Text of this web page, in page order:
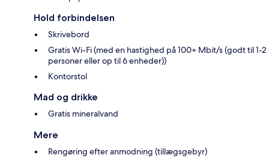
Hold forbindelsen
Skrivebord
Gratis Wi-Fi (med en hastighed på 100+ Mbit/s (godt til 1-2
personer eller op til 6 enheder))
Kontorstol
Mad og drikke
Gratis mineralvand
Mere
Rengøring efter anmodning (tillægsgebyr)